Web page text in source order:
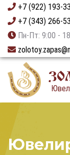
+7 (922) 193-
+7 (343) 266-
Пн-Пт: 9:00 -